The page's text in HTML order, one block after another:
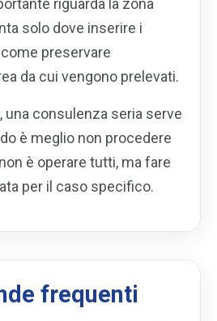
riguarda la zona
solo dove inserire i
preservare
da cui vengono prelevati.
consulenza seria serve
è meglio non procedere
è operare tutti, ma fare
per il caso specifico.
frequenti